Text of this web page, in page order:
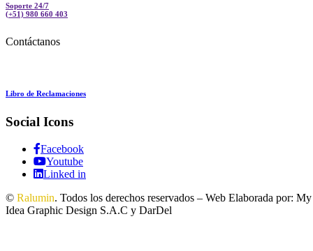
Soporte 24/7
(+51) 980 660 403
Contáctanos
Libro de Reclamaciones
Social Icons
Facebook
Youtube
Linked in
© Ralumin. Todos los derechos reservados – Web Elaborada por: My
Idea Graphic Design S.A.C y DarDel